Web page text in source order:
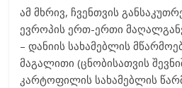
ამ მხრივ, ჩვენთვის
ევროპის ერთ-ერთი
– დანიის სახამებლის
მაგალითი (ცნობისათვის
კარტოფილის სახამებლის